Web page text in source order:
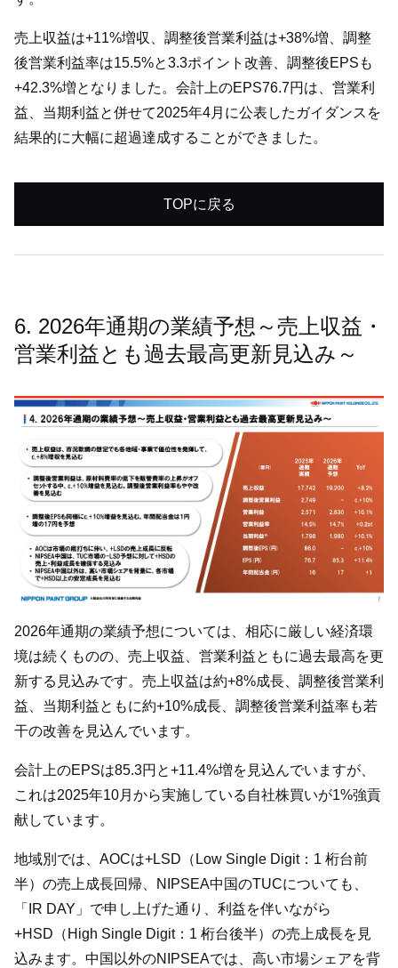
売上収益は+11%増収、調整後営業利益は+38%増、調整
後営業利益率は15.5%と3.3ポイント改善、調整後EPSも
+42.3%増となりました。会計上のEPS76.7円は、営業利
益、当期利益と併せて2025年4月に公表したガイダンスを
結果的に大幅に超過達成することができました。
TOPに戻る
6. 2026年通期の業績予想～売上収益・
営業利益とも過去最高更新見込み～
2026年通期の業績予想については、相応に厳しい経済環
境は続くものの、売上収益、営業利益ともに過去最高を更
新する見込みです。売上収益は約+8%成長、調整後営業利
益、当期利益ともに約+10%成長、調整後営業利益率も若
干の改善を見込んでいます。
会計上のEPSは85.3円と+11.4%増を見込んでいますが、
これは2025年10月から実施している自社株買いが1%強貢
献しています。
地域別では、AOCは+LSD（Low Single Digit：1 桁台前
半）の売上成長回帰、NIPSEA中国のTUCについても、
「IR DAY」で申し上げた通り、利益を伴いながら
+HSD（High Single Digit：1 桁台後半）の売上成長を見
込みます。中国以外のNIPSEAでは、高い市場シェアを背